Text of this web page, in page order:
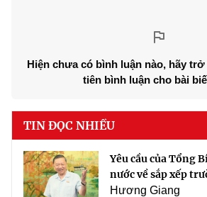
Hiện chưa có bình luận nào, hãy
tiên bình luận cho bài
TIN ĐỌC NHIỀU
Yêu cầu của Tổng
nước về sắp xếp
Hương Giang